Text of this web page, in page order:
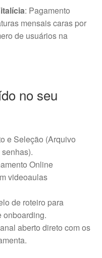
: Pagamento
mensais caras por
de usuários na
no seu
e Seleção (Arquivo
Online
videoaulas
de roteiro para
onboarding.
aberto direto com os